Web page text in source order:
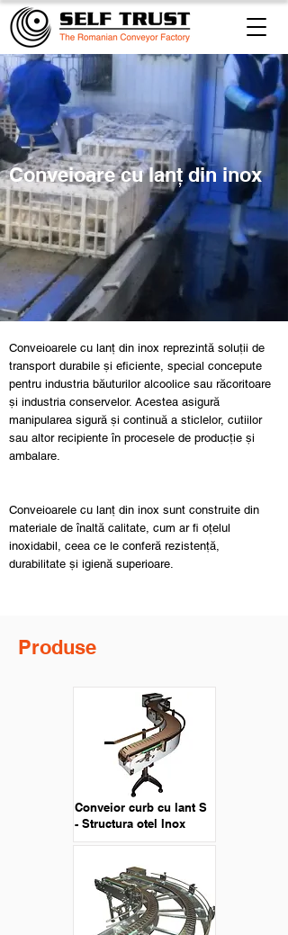
Conveioare cu lanț din inox
Conveioarele cu lanț din inox reprezintă soluții de
transport durabile și eficiente, special concepute
pentru industria băuturilor alcoolice sau răcoritoare
și industria conservelor. Acestea asigură
manipularea sigură și continuă a sticlelor, cutiilor
sau altor recipiente în procesele de producție și
ambalare.
Conveioarele cu lanț din inox sunt construite din
materiale de înaltă calitate, cum ar fi oțelul
inoxidabil, ceea ce le conferă rezistență,
durabilitate și igienă superioare.
Produse
Conveior curb cu lant S
- Structura otel Inox